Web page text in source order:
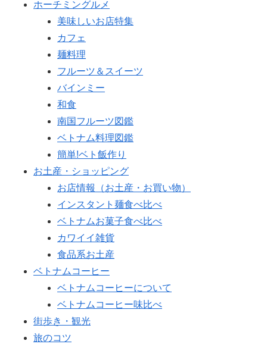
ホーチミングルメ
美味しいお店特集
カフェ
麺料理
フルーツ＆スイーツ
バインミー
和食
南国フルーツ図鑑
ベトナム料理図鑑
簡単!ベト飯作り
お土産・ショッピング
お店情報（お土産・お買い物）
インスタント麺食べ比べ
ベトナムお菓子食べ比べ
カワイイ雑貨
食品系お土産
ベトナムコーヒー
ベトナムコーヒーについて
ベトナムコーヒー味比べ
街歩き・観光
旅のコツ